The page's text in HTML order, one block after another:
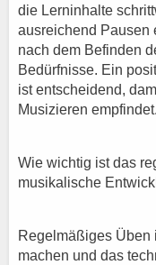
die Lerninhalte
ausreichend Pausen
nach dem Befinden
Bedürfnisse. Ein
ist entscheidend,
Musizieren empfindet.
Wie wichtig ist das
musikalische
Regelmäßiges Üben
machen und das